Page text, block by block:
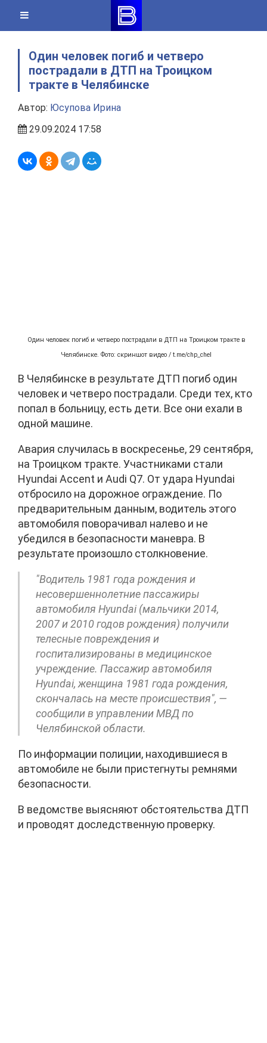
content
Один человек погиб и четверо
пострадали в ДТП на Троицком
тракте в Челябинске
Автор: Юсупова Ирина
29.09.2024 17:58
Один человек погиб и четверо пострадали в ДТП на Троицком тракте в
Челябинске. Фото: скриншот видео / t.me/chp_chel
В Челябинске в результате ДТП погиб один
человек и четверо пострадали. Среди тех, кто
попал в больницу, есть дети. Все они ехали в
одной машине.
Авария случилась в воскресенье, 29 сентября,
на Троицком тракте. Участниками стали
Hyundai Accent и Audi Q7. От удара Hyundai
отбросило на дорожное ограждение. По
предварительным данным, водитель этого
автомобиля поворачивал налево и не
убедился в безопасности маневра. В
результате произошло столкновение.
"Водитель 1981 года рождения и
несовершеннолетние пассажиры
автомобиля Hyundai (мальчики 2014,
2007 и 2010 годов рождения) получили
телесные повреждения и
госпитализированы в медицинское
учреждение. Пассажир автомобиля
Hyundai, женщина 1981 года рождения,
скончалась на месте происшествия", —
сообщили в управлении МВД по
Челябинской области.
По информации полиции, находившиеся в
автомобиле не были пристегнуты ремнями
безопасности.
В ведомстве выясняют обстоятельства ДТП
и проводят доследственную проверку.